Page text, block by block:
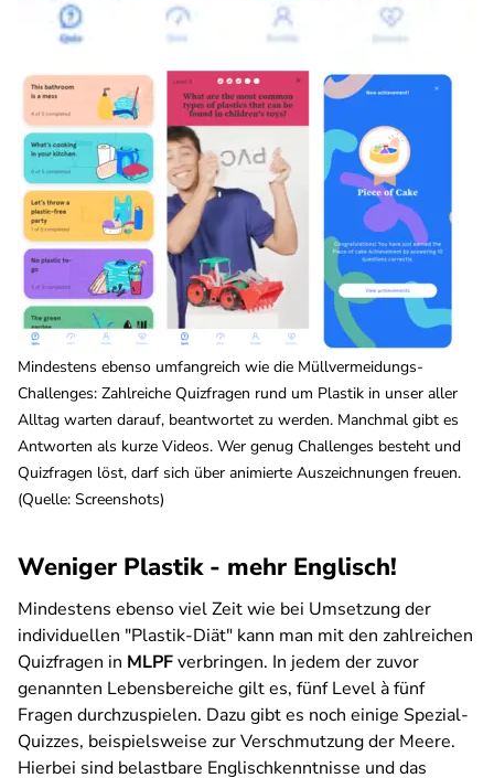
Mindestens ebenso umfangreich wie die Müllvermeidungs-
Challenges: Zahlreiche Quizfragen rund um Plastik in unser aller
Alltag warten darauf, beantwortet zu werden. Manchmal gibt es
Antworten als kurze Videos. Wer genug Challenges besteht und
Quizfragen löst, darf sich über animierte Auszeichnungen freuen.
(Quelle: Screenshots)
Weniger Plastik - mehr Englisch!
Mindestens ebenso viel Zeit wie bei Umsetzung der
individuellen "Plastik-Diät" kann man mit den zahlreichen
Quizfragen in MLPFverbringen. In jedem der zuvor
genannten Lebensbereiche gilt es, fünf Level à fünf
Fragen durchzuspielen. Dazu gibt es noch einige Spezial-
Quizzes, beispielsweise zur Verschmutzung der Meere.
Hierbei sind belastbare Englischkenntnisse und das